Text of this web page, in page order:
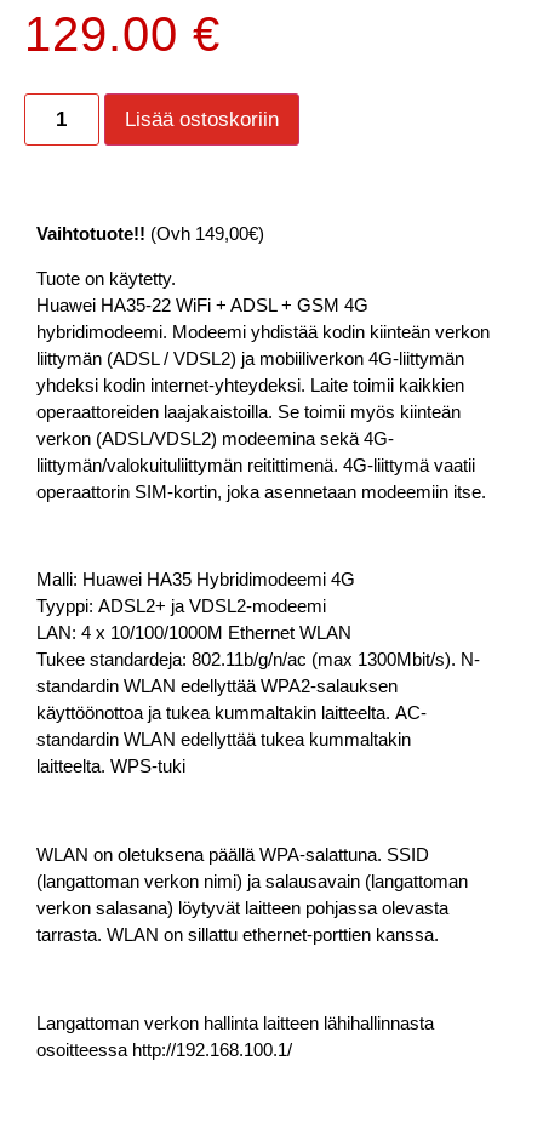
129.00 €
Lisää ostoskoriin
Vaihtotuote!! (Ovh 149,00€)
Tuote on käytetty.
Huawei HA35-22 WiFi + ADSL + GSM 4G
hybridimodeemi. Modeemi yhdistää kodin kiinteän verkon
liittymän (ADSL / VDSL2) ja mobiiliverkon 4G-liittymän
yhdeksi kodin internet-yhteydeksi. Laite toimii kaikkien
operaattoreiden laajakaistoilla. Se toimii myös kiinteän
verkon (ADSL/VDSL2) modeemina sekä 4G-
liittymän/valokuituliittymän reitittimenä. 4G-liittymä vaatii
operaattorin SIM-kortin, joka asennetaan modeemiin itse.
Malli: Huawei HA35 Hybridimodeemi 4G
Tyyppi: ADSL2+ ja VDSL2-modeemi
LAN: 4 x 10/100/1000M Ethernet WLAN
Tukee standardeja: 802.11b/g/n/ac (max 1300Mbit/s). N-
standardin WLAN edellyttää WPA2-salauksen
käyttöönottoa ja tukea kummaltakin laitteelta. AC-
standardin WLAN edellyttää tukea kummaltakin
laitteelta. WPS-tuki
WLAN on oletuksena päällä WPA-salattuna. SSID
(langattoman verkon nimi) ja salausavain (langattoman
verkon salasana) löytyvät laitteen pohjassa olevasta
tarrasta. WLAN on sillattu ethernet-porttien kanssa.
Langattoman verkon hallinta laitteen lähihallinnasta
osoitteessa http://192.168.100.1/